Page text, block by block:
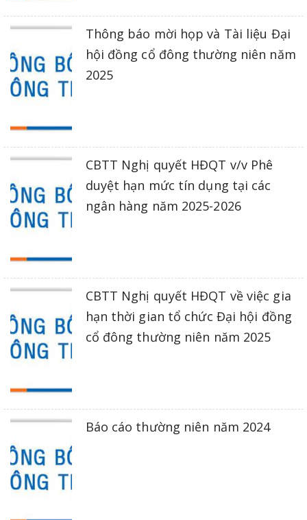
Thông báo mời họp và Tài liệu Đại
hội đồng cổ đông thường niên năm
2025
CBTT Nghị quyết HĐQT v/v Phê
duyệt hạn mức tín dụng tại các
ngân hàng năm 2025-2026
CBTT Nghị quyết HĐQT về việc gia
hạn thời gian tổ chức Đại hội đồng
cổ đông thường niên năm 2025
Báo cáo thường niên năm 2024